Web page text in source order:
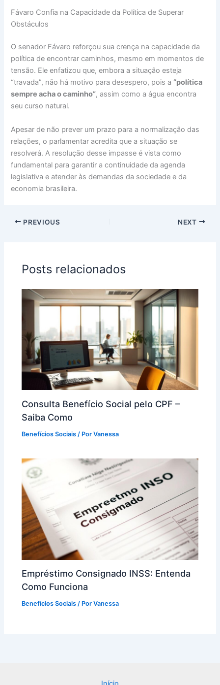
Fávaro Confia na Capacidade da Política de Superar
Obstáculos
O senador Fávaro reforçou sua crença na capacidade da
política de encontrar caminhos, mesmo em momentos de
tensão. Ele enfatizou que, embora a situação esteja
“travada”, não há motivo para desespero, pois a “política
sempre acha o caminho”, assim como a água encontra
seu curso natural.
Apesar de não prever um prazo para a normalização das
relações, o parlamentar acredita que a situação se
resolverá. A resolução desse impasse é vista como
fundamental para garantir a continuidade da agenda
legislativa e atender às demandas da sociedade e da
economia brasileira.
PREVIOUS NEXT
Posts relacionados
Consulta Benefício Social pelo CPF –
Saiba Como
Benefícios Sociais / PorVanessa
Empréstimo Consignado INSS: Entenda
Como Funciona
Benefícios Sociais / PorVanessa